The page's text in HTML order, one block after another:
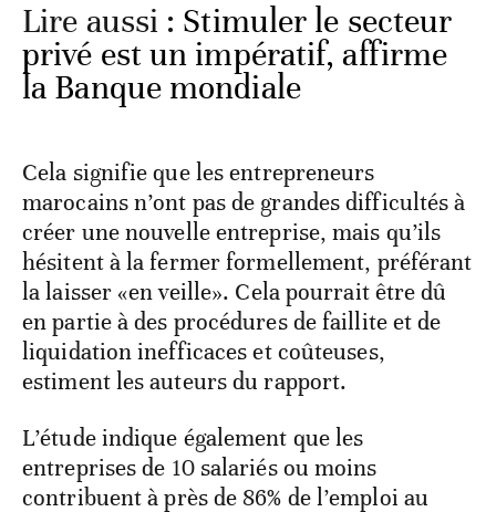
Lire aussi : Stimuler le secteur
privé est un impératif, affirme
la Banque mondiale
Cela signifie que les entrepreneurs
marocains n’ont pas de grandes difficultés à
créer une nouvelle entreprise, mais qu’ils
hésitent à la fermer formellement, préférant
la laisser «en veille». Cela pourrait être dû
en partie à des procédures de faillite et de
liquidation inefficaces et coûteuses,
estiment les auteurs du rapport.
L’étude indique également que les
entreprises de 10 salariés ou moins
contribuent à près de 86% de l’emploi au